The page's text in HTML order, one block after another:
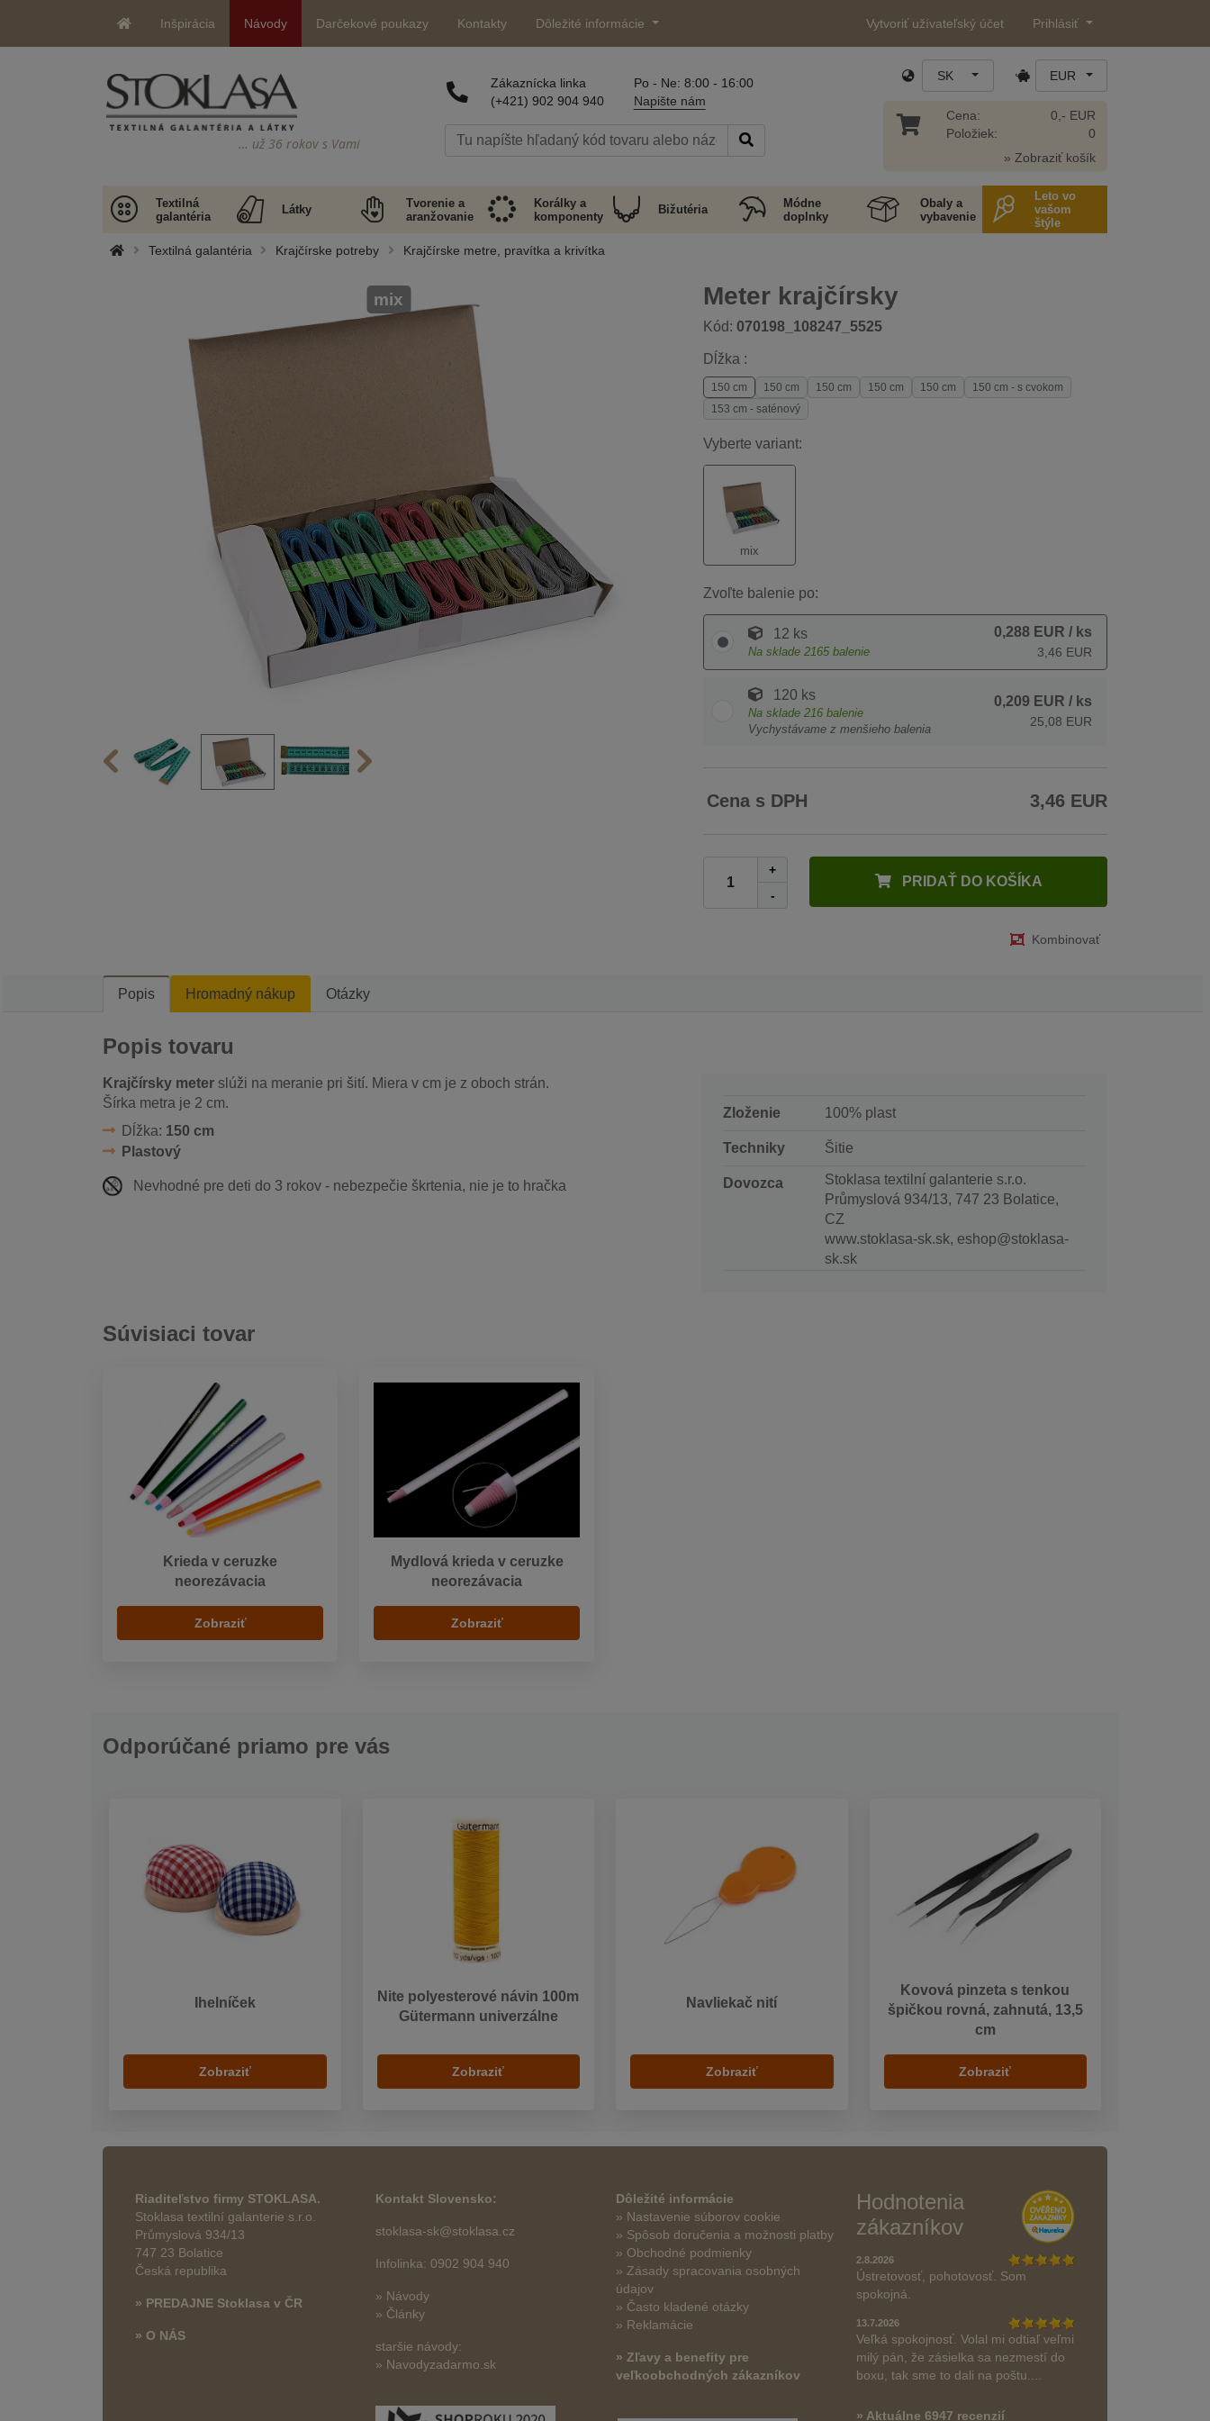
Inšpirácia Návody Darčekové poukazy Kontakty Dôležité informácie Vytvoriť užívateľský účet Prihlásiť
… už 36 rokov s Vami
Zákaznícka linka
(+421) 902 904 940
Po - Ne: 8:00 - 16:00
Napište nám
SK EUR
Cena:
Položiek:
0,- EUR
0
» Zobraziť košík
Textilná
galantéria
Látky
Tvorenie a
aranžovanie
Korálky a
komponenty
Bižutéria
Módne
doplnky
Obaly a
vybavenie
Leto vo
vašom
štýle
Textilná galantéria Krajčírske potreby Krajčírske metre, pravítka a krivítka
Meter krajčírsky
Kód: 070198_108247_5525
mix
Dĺžka :
150 cm 150 cm 150 cm 150 cm 150 cm
150 cm - s cvokom
153 cm - saténový
Vyberte variant:
mix
Zvoľte balenie po:
12 ks
Na sklade 2165 balenie
0,288 EUR / ks
3,46 EUR
120 ks
Na sklade 216 balenie
Vychystávame z menšieho balenia
0,209 EUR / ks
25,08 EUR
Cena s DPH 3,46 EUR
+
-
PRIDAŤ DO KOŠÍKA
Kombinovať
Popis Hromadný nákup Otázky
Popis tovaru
Krajčírsky meter slúži na meranie pri šití. Miera v cm je z oboch strán.
Šírka metra je 2 cm.
Dĺžka: 150 cm
Plastový
Nevhodné pre deti do 3 rokov - nebezpečie škrtenia, nie je to hračka
Zloženie 100% plast
Techniky Šitie
Dovozca
Stoklasa textilní galanterie s.r.o.
Průmyslová 934/13, 747 23 Bolatice,
CZ
www.stoklasa-sk.sk, eshop@stoklasa-
sk.sk
Súvisiaci tovar
Krieda v ceruzke
neorezávacia
Zobraziť
Mydlová krieda v ceruzke
neorezávacia
Zobraziť
Odporúčané priamo pre vás
Ihelníček
Zobraziť
Nite polyesterové návin 100m
Gütermann univerzálne
Zobraziť
Navliekač nití
Zobraziť
Kovová pinzeta s tenkou
špičkou rovná, zahnutá, 13,5
cm
Zobraziť
Riaditeľstvo firmy STOKLASA.
Stoklasa textilní galanterie s.r.o.
Průmyslová 934/13
747 23 Bolatice
Česká republika
» PREDAJNE Stoklasa v ČR
» O NÁS
Kontakt Slovensko:
stoklasa-sk@stoklasa.cz
Infolinka: 0902 904 940
» Návody
» Články
staršie návody:
» Navodyzadarmo.sk
Dôležité informácie
» Nastavenie súborov cookie
» Spôsob doručenia a možnosti platby
» Obchodné podmienky
» Zásady spracovania osobných
údajov
» Často kladené otázky
» Reklamácie
» Zľavy a benefity pre
veľkoobchodných zákazníkov
Hodnotenia
zákazníkov
2.8.2026
Ústretovosť, pohotovosť. Som
spokojná.
13.7.2026
Veľká spokojnosť. Volal mi odtiaľ veľmi
milý pán, že zásielka sa nezmestí do
boxu, tak sme to dali na poštu....
» Aktuálne 6947 recenzií